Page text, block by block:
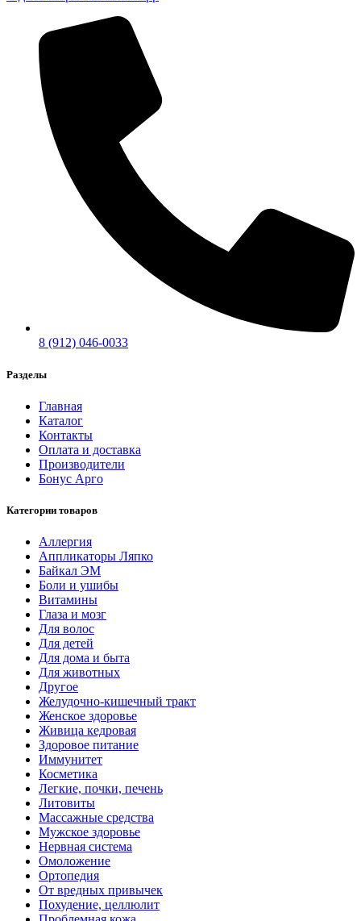
8 (912) 046-0033
Разделы
Главная
Каталог
Контакты
Оплата и доставка
Производители
Бонус Арго
Категории товаров
Аллергия
Аппликаторы Ляпко
Байкал ЭМ
Боли и ушибы
Витамины
Глаза и мозг
Для волос
Для детей
Для дома и быта
Для животных
Другое
Желудочно-кишечный тракт
Женское здоровье
Живица кедровая
Здоровое питание
Иммунитет
Косметика
Легкие, почки, печень
Литовиты
Массажные средства
Мужское здоровье
Нервная система
Омоложение
Ортопедия
От вредных привычек
Похудение, целлюлит